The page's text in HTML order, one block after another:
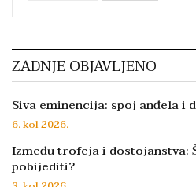
ZADNJE OBJAVLJENO
Siva eminencija: spoj anđela i
6. kol 2026.
Između trofeja i dostojanstva:
pobijediti?